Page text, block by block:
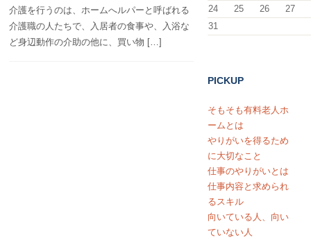
介護を行うのは、ホームへルパーと呼ばれる
介護職の人たちで、入居者の食事や、入浴な
ど身辺動作の介助の他に、買い物 […]
24
25 26 27
31
PICKUP
そもそも有料老人ホ
ームとは
やりがいを得るため
に大切なこと
仕事のやりがいとは
仕事内容と求められ
るスキル
向いている人、向い
ていない人